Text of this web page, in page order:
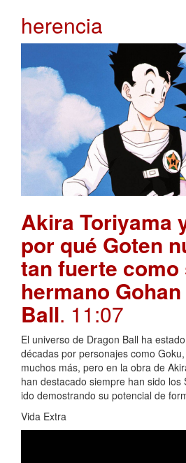
herencia
Akira Toriyama
por qué Goten
tan fuerte como
hermano
Ball. 11:07
El universo de Dragon Ball ha
décadas por personajes como
muchos más, pero en la obra de
han destacado siempre han sido los
ido demostrando su potencial de
Vida Extra